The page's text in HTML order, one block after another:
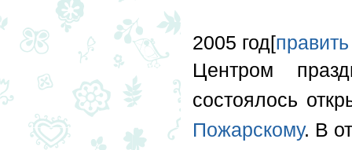
2005 год[править
Центром
состоялось
Пожарскому. В